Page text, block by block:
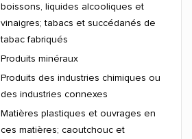
boissons, liquides alcooliques et
vinaigres; tabacs et succédanés de
tabac fabriqués
Produits minéraux
Produits des industries chimiques ou
des industries connexes
Matières plastiques et ouvrages en
ces matières; caoutchouc et